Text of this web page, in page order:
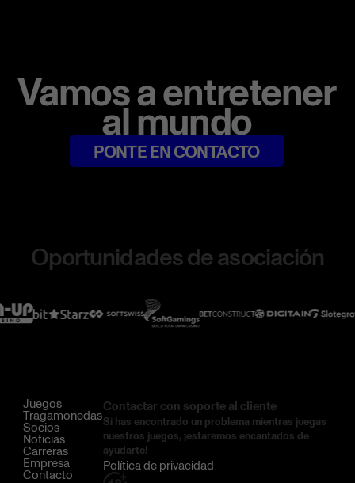
Vamos a entretener
al mundo
PONTE EN CONTACTO
Oportunidades de asociación
Juegos
Tragamonedas
Socios
Noticias
Carreras
Empresa
Contacto
Contactar con soporte al cliente
Si has encontrado un problema mientras juegas
nuestros juegos, ¡estaremos encantados de
ayudarte!
Política de privacidad